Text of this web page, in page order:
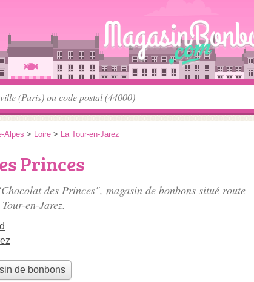
Alpes > Loire > La Tour-en-Jarez
Princes
des Princes", magasin de bonbons situé route
en-Jarez.
de bonbons